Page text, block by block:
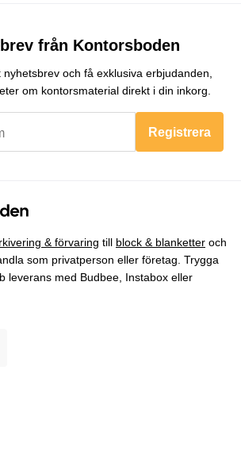
från Kontorsboden
och få exklusiva erbjudanden,
om kontorsmaterial direkt i din inkorg.
Registrera
& förvaring till block & blanketter och
som privatperson eller företag. Trygga
leverans med Budbee, Instabox eller